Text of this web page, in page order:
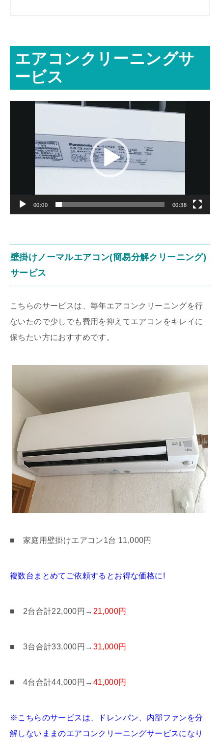
エアコンクリーニングサ
ービス
00:00 00:38
壁掛けノーマルエアコン(簡易分解クリーニング)
サービス
こちらのサービスは、毎年エアコンクリーニングを行
ないたので少しでも費用を抑えてエアコンをキレイに
保ちたい方におすすめです。
■ 家庭用壁掛けエアコン1台 11,000円
複数台まとめてご依頼するとお得な価格に!
■ 2台合計22,000円→ 21,000円
■ 3台合計33,000円→ 31,000円
■ 4台合計44,000円→ 41,000円
※こちらのサービスは、ドレンパン、内部ファンを分
解しないままのエアコンクリーニングサービスになり